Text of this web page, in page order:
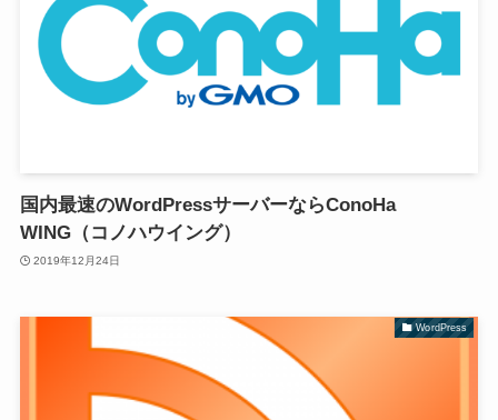
国内最速のWordPressサーバーならConoHa
WING（コノハウイング）
2019年12月24日
WordPress